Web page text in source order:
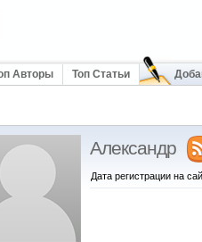
Авторы Топ Статьи
Александр
Дата регистрации на